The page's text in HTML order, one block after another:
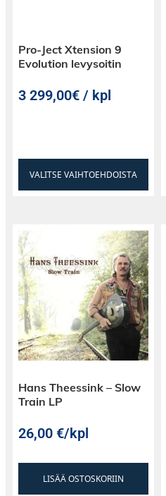
Pro-Ject Xtension 9
Evolution levysoitin
3 299,00€ / kpl
VALITSE VAIHTOEHDOISTA
Hans Theessink – Slow
Train LP
26,00€/kpl
LISÄÄ OSTOSKORIIN